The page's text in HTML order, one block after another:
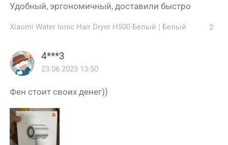
Удобный, эргономичный, доставили быстро
Xiaomi Water Ionic Hair Dryer H500 Белый | Белый 2
4***3
23.06.2023 13:50
Фен стоит своих денег))